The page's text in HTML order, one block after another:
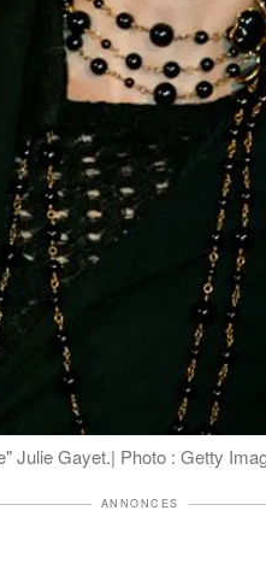
Julie Gayet.| Photo : Getty
ANNONCES